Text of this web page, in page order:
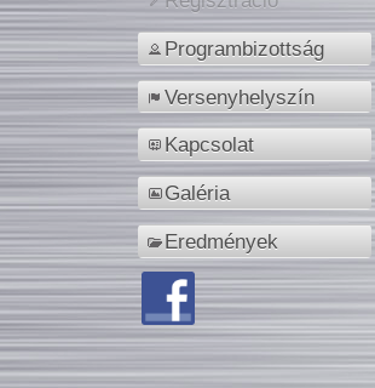
Programbizottság
Versenyhelyszín
Kapcsolat
Galéria
Eredmények